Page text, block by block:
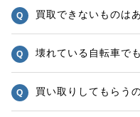
買取できないものは
壊れている自転車で
買い取りしてもらう